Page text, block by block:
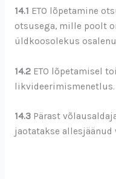
14.1 ETO lõpetamine
otsusega, mille poolt
üldkoosolekus
14.2ETO lõpetamisel
likvideerimismenetlus.
14.3Pärast
jaotatakse allesjäänud